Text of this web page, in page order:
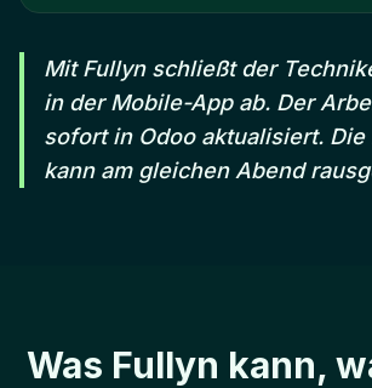
Mit Fullyn schließt der
in der Mobile-App ab. Der
sofort in Odoo aktualisiert. Die
kann am gleichen Abend
Was Fullyn kann,